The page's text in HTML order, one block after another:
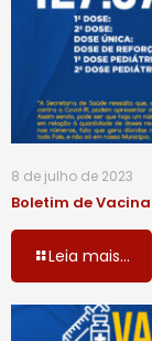
8 de julho de 2023
Boletim de
Leia mais...